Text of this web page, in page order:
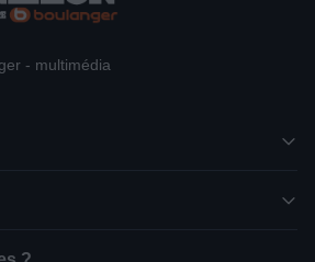
- multimédia